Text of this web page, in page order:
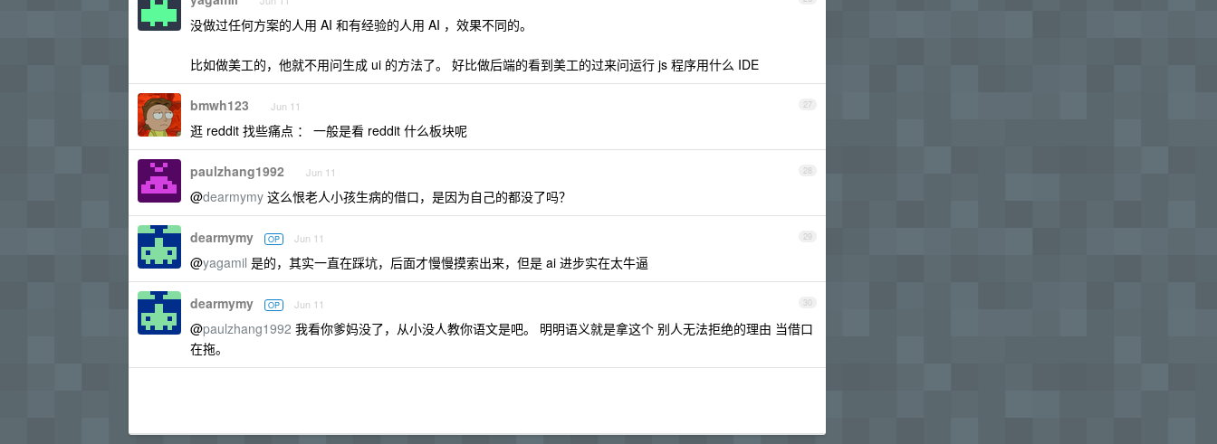
没做过任何方案的人用 AI 和有经验的人用 AI ，效果不同的。
比如做美工的，他就不用问生成 ui 的方法了。 好比做后端的看到美工的过来问运行 js 程序用什么 IDE
27
bmwh123 Jun 11
逛 reddit 找些痛点 ： 一般是看 reddit 什么板块呢
28
paulzhang1992 Jun 11
@dearmymy 这么恨老人小孩生病的借口，是因为自己的都没了吗？
29
dearmymy OP Jun 11
@yagamil 是的，其实一直在踩坑，后面才慢慢摸索出来，但是 ai 进步实在太牛逼
30
dearmymy OP Jun 11
@paulzhang1992 我看你爹妈没了，从小没人教你语文是吧。 明明语义就是拿这个 别人无法拒绝的理由 当借口
在拖。